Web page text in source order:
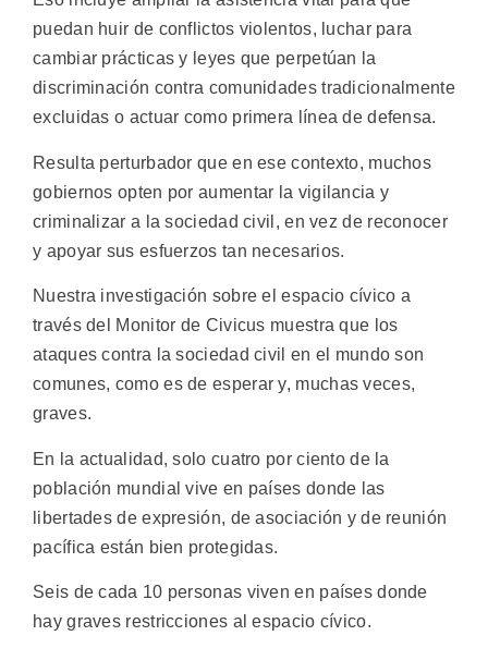
puedan huir de conflictos violentos, luchar para
cambiar prácticas y leyes que perpetúan la
discriminación contra comunidades tradicionalmente
excluidas o actuar como primera línea de defensa.
Resulta perturbador que en ese contexto, muchos
gobiernos opten por aumentar la vigilancia y
criminalizar a la sociedad civil, en vez de reconocer
y apoyar sus esfuerzos tan necesarios.
Nuestra investigación sobre el espacio cívico a
través del Monitor de Civicus muestra que los
ataques contra la sociedad civil en el mundo son
comunes, como es de esperar y, muchas veces,
graves.
En la actualidad, solo cuatro por ciento de la
población mundial vive en países donde las
libertades de expresión, de asociación y de reunión
pacífica están bien protegidas.
Seis de cada 10 personas viven en países donde
hay graves restricciones al espacio cívico.